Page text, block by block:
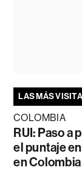
LAS MÁS
COLOMBIA
RUI: Paso a
el puntaje
en